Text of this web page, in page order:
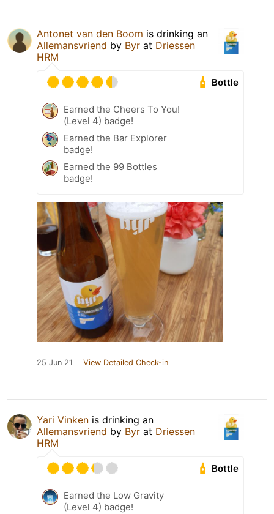
Antonet van den Boom is drinking an
Allemansvriend by Byr at Driessen
HRM
Bottle
Earned the Cheers To You!
(Level 4) badge!
Earned the Bar Explorer
badge!
Earned the 99 Bottles
badge!
25 Jun 21 View Detailed Check-in
Yari Vinken is drinking an
Allemansvriend by Byr at Driessen
HRM
Bottle
Earned the Low Gravity
(Level 4) badge!